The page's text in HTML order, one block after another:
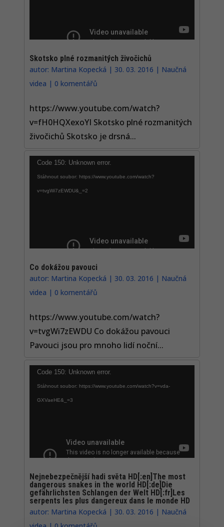
Skotsko plné rozmanitých živočichů
autor: Martina Kopecká | 30. 03. 2016 | Naučná
videa | 0 komentářů
https://www.youtube.com/watch?
v=fH0HQXexoYI Skotsko plné rozmanitých
živočichů Skotsko je drsná...
Video
přehrávač
Code 150: Unknown error.
Stáhnout soubor: https://www.youtube.com/watch?
v=tvgWi7zEWDU&_=2
Co dokážou pavouci
autor: Martina Kopecká | 30. 03. 2016 | Naučná
videa | 0 komentářů
https://www.youtube.com/watch?
v=tvgWi7zEWDU Co dokážou pavouci
Pavouci jsou pro mnoho lidí noční...
Video
přehrávač
Code 150: Unknown error.
Stáhnout soubor: https://www.youtube.com/watch?v=vda-
GXVaeHE&_=3
Nejnebezpečnější hadi světa HD[:en]The most
dangerous snakes in the world HD[:de]Die
gefährlichsten Schlangen der Welt HD[:fr]Les
serpents les plus dangereux dans le monde HD
autor: Martina Kopecká | 30. 03. 2016 | Naučná